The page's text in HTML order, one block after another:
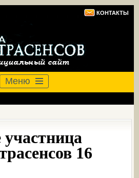
КОНТАКТЫ
Меню
16